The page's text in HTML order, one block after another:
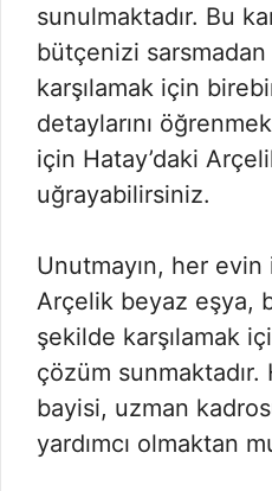
sunulmaktadır. Bu
bütçenizi sarsmadan
karşılamak için
detaylarını
için Hatay’daki
uğrayabilirsiniz.
Unutmayın, her evin
Arçelik beyaz eşya,
şekilde karşılamak
çözüm
bayisi, uzman
yardımcı olmaktan